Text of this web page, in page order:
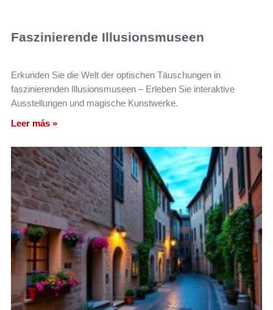
Faszinierende Illusionsmuseen
Erkunden Sie die Welt der optischen Täuschungen in
faszinierenden Illusionsmuseen – Erleben Sie interaktive
Ausstellungen und magische Kunstwerke.
Leer más »